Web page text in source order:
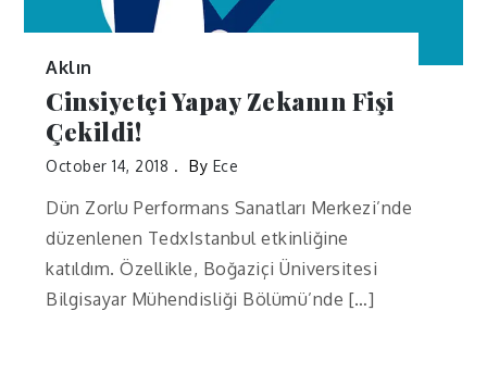
Aklın
Cinsiyetçi Yapay Zekanın Fişi
Çekildi!
October 14, 2018 By Ece
Dün Zorlu Performans Sanatları Merkezi’nde
düzenlenen TedxIstanbul etkinliğine
katıldım. Özellikle, Boğaziçi Üniversitesi
Bilgisayar Mühendisliği Bölümü’nde […]